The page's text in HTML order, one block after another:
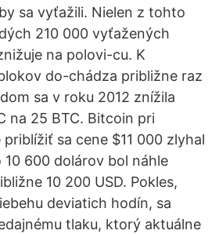
sa vyťažili. Nielen z tohto
210 000 vyťažených
na polovi-cu. K
do-chádza približne raz
sa v roku 2012 znížila
na 25 BTC. Bitcoin pri
sa cene $11 000 zlyhal
600 dolárov bol náhle
10 200 USD. Pokles,
deviatich hodín, sa
tlaku, ktorý aktuálne